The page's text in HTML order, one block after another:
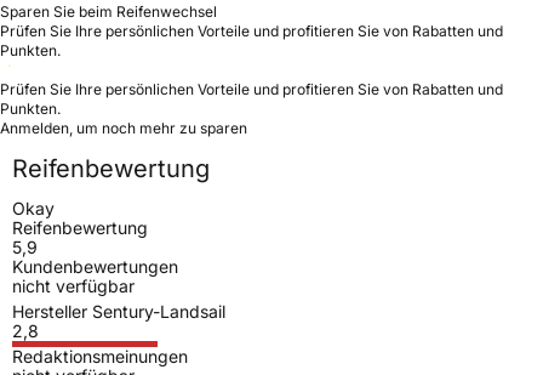
Sparen Sie beim Reifenwechsel
Prüfen Sie Ihre persönlichen Vorteile und profitieren Sie von Rabatten und
Punkten.
Prüfen Sie Ihre persönlichen Vorteile und profitieren Sie von Rabatten und
Punkten.
Anmelden, um noch mehr zu sparen
Reifenbewertung
Okay
Reifenbewertung
5,9
Kundenbewertungen
nicht verfügbar
Hersteller Sentury-Landsail
2,8
Redaktionsmeinungen